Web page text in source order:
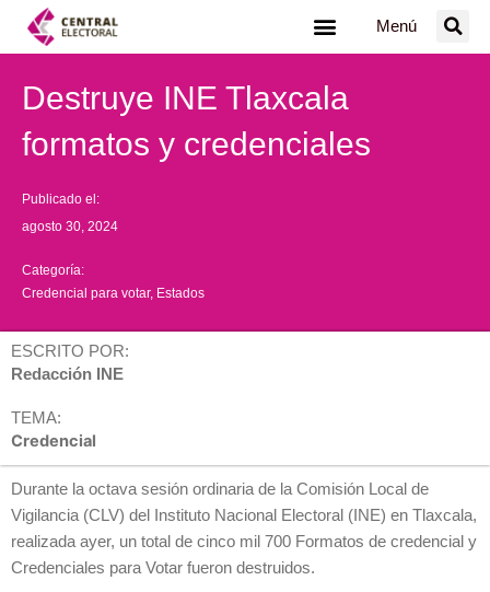
Menú
Destruye INE Tlaxcala
formatos y credenciales
Publicado el:
agosto 30, 2024
Categoría:
Credencial para votar, Estados
ESCRITO POR:
Redacción INE
TEMA:
Credencial
Durante la octava sesión ordinaria de la Comisión Local de
Vigilancia (CLV) del Instituto Nacional Electoral (INE) en Tlaxcala,
realizada ayer, un total de cinco mil 700 Formatos de credencial y
Credenciales para Votar fueron destruidos.